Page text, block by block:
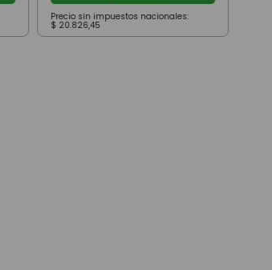
Precio sin impuestos nacionales:
$ 20.826,45